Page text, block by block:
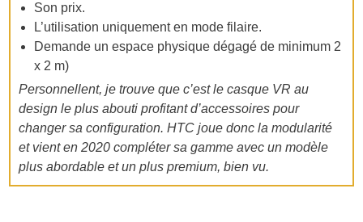
Son prix.
L’utilisation uniquement en mode filaire.
Demande un espace physique dégagé de minimum 2
x 2 m)
Personnellent, je trouve que c’est le casque VR au
design le plus abouti profitant d’accessoires pour
changer sa configuration. HTC joue donc la modularité
et vient en 2020 compléter sa gamme avec un modèle
plus abordable et un plus premium, bien vu.